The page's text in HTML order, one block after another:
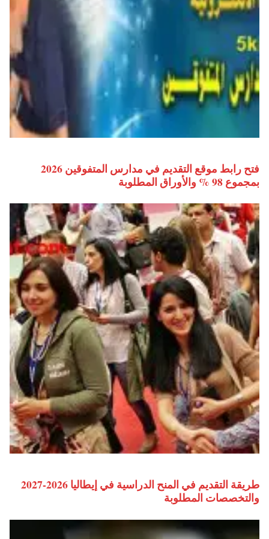
فتح رابط موقع التقديم في مدارس المتفوقين 2026
بمجموع 98 % والأوراق المطلوبة
طريقة التقديم في المنح الدراسية في إيطاليا 2026-2027
والتخصصات المطلوبة